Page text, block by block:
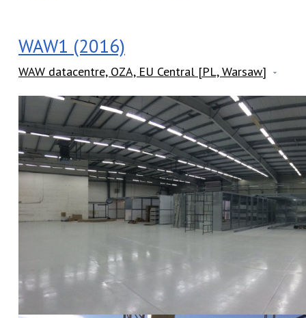
WAW1 (2016)
WAW datacentre, OZA, EU Central [PL, Warsaw]